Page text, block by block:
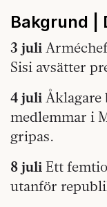
Bakgrund |
3 juli
Sisi avsätter
4 juli Åklagare
medlemmar i
gripas.
8 juli Ett
utanför